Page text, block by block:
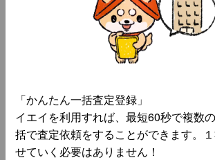
「かんたん一括査定登録」
イエイを利用すれば、最短60秒で複数
括で査定依頼をすることができます。
せていく必要はありません！